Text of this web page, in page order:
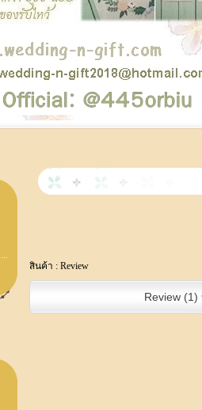
สินค้า : Review
Review (1)